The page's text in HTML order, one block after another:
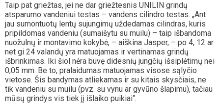
Taip pat griežtas, jei ne dar griežtesnis UNILIN grindų
atsparumo vandeniui testas – vandens cilindro testas. „Ant
jau sumontuotų lentų sujungimų uždedamas cilindras, kuris
pripildomas vandeniu (sumaišytu su muilu) – taip išbandoma
nuožulnų ir montavimo kokybė, – aiškina Jasper, – po 4, 12 ar
net gi 24 valandų yra matuojamas ir vertinamas grindų
išbrinkimas. Iki šiol nėra buvę didesnių jungčių išsiplėtimų nei
0,05 mm. Be to, pralaidumas matuojamas visose sąlyčio
vietose. Šis bandymas atliekamas ir su kitais skysčiais, ne
tik vandeniu su muilu (pvz. su vynu ar gyvūno šlapimu), tačiau
mūsų grindys vis tiek jį išlaiko puikiai“.